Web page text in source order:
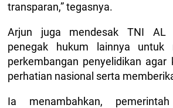
transparan,” tegasnya.
Arjun juga mendesak TNI AL
penegak hukum lainnya untuk
perkembangan penyelidikan agar
perhatian nasional serta
Ia menambahkan,